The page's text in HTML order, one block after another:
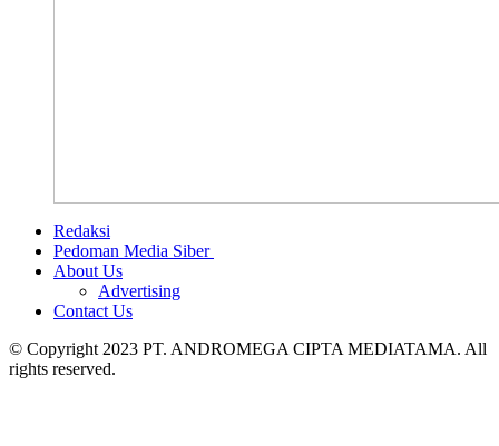
Redaksi
Pedoman Media Siber
About Us
Advertising
Contact Us
© Copyright 2023 PT. ANDROMEGA CIPTA MEDIATAMA. All
rights reserved.